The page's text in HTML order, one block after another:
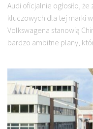
Audi oficjalnie ogłosiło,
kluczowych dla tej marki
Volkswagena stanowią
bardzo ambitne plany,